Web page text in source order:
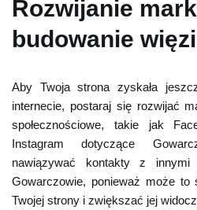
Rozwijanie
budowanie więzi
Aby Twoja strona zyskała
internecie, postaraj się rozwijać
społecznościowe, takie jak
Instagram dotyczące
nawiązywać kontakty z
Gowarczowie, ponieważ może to
Twojej strony i zwiększać jej